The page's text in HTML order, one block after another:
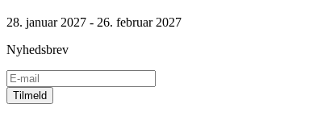
28. januar 2027 - 26. februar 2027
Nyhedsbrev